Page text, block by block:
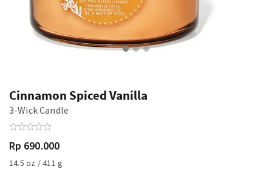
Cinnamon Spiced Vanilla
3-Wick Candle
Rp 690.000
14.5 oz / 411 g